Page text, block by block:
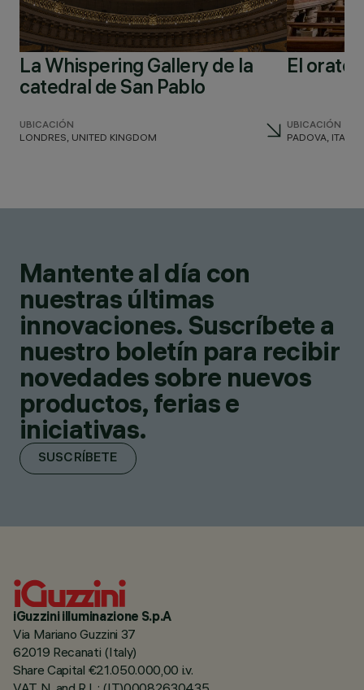
La Whispering Gallery de la
catedral de San Pablo
UBICACIÓN
LONDRES, UNITED KINGDOM
El
UBICACIÓN
PADOVA, ITALY
Mantente al día con
nuestras últimas
innovaciones. Suscríbete a
nuestro boletín para recibir
novedades sobre nuevos
productos, ferias e
iniciativas.
SUSCRÍBETE
iGuzzini illuminazione S.p.A
Via Mariano Guzzini 37
62019 Recanati (Italy)
Share Capital €21.050.000,00 i.v.